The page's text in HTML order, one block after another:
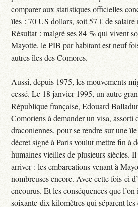
comparer aux statistiques officielles
îles : 70 US dollars, soit 57 € de salaire
Résultat : malgré ses 84 % qui vivent
Mayotte, le PIB par habitant est neuf
autres îles des Comores.
Aussi, depuis 1975, les mouvements
cessé. Le 18 janvier 1995, un autre
République française, Edouard
Comoriens à demander un visa, assorti
draconiennes, pour se rendre sur une
décret signé à Paris voulut mettre fin à
humaines vieilles de plusieurs siècles.
arriver : les embarcations venant à
nombreuses encore. Avec cette fois-ci
encourus. Et les conséquences que
soixante-dix kilomètres qui séparent